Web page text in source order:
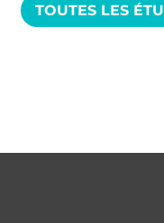
TOUTES LES